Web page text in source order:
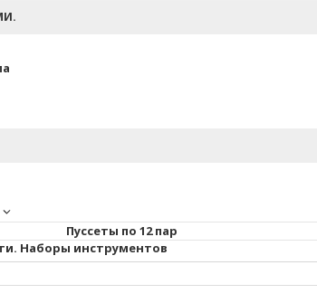
Пуссеты по 12 пар
Наборы инструментов